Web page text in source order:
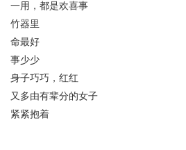
用，都是欢喜事
器里
最好
少少
子巧巧，红红
多由有辈分的女子
紧抱着